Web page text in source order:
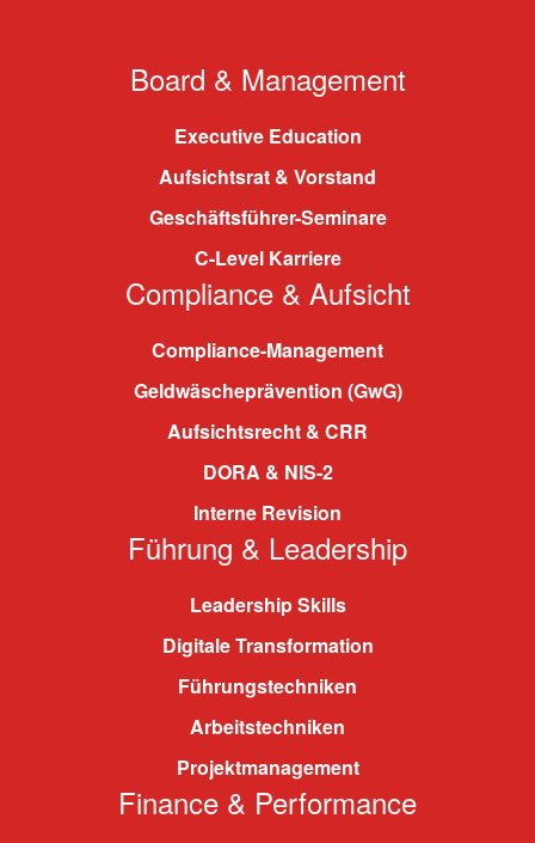
Board & Management
Executive Education
Aufsichtsrat & Vorstand
Geschäftsführer-Seminare
C-Level Karriere
Compliance & Aufsicht
Compliance-Management
Geldwäscheprävention (GwG)
Aufsichtsrecht & CRR
DORA & NIS-2
Interne Revision
Führung & Leadership
Leadership Skills
Digitale Transformation
Führungstechniken
Arbeitstechniken
Projektmanagement
Finance & Performance